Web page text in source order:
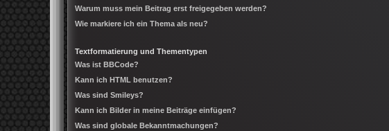
Warum muss mein Beitrag erst freigegeben werden?
Wie markiere ich ein Thema als neu?
Textformatierung und Thementypen
Was ist BBCode?
Kann ich HTML benutzen?
Was sind Smileys?
Kann ich Bilder in meine Beiträge einfügen?
Was sind globale Bekanntmachungen?